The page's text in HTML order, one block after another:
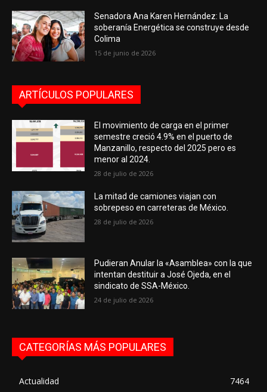
Senadora Ana Karen Hernández: La
soberanía Energética se construye desde
Colima
15 de junio de 2026
ARTÍCULOS POPULARES
El movimiento de carga en el primer
semestre creció 4.9% en el puerto de
Manzanillo, respecto del 2025 pero es
menor al 2024.
28 de julio de 2026
La mitad de camiones viajan con
sobrepeso en carreteras de México.
28 de julio de 2026
Pudieran Anular la «Asamblea» con la que
intentan destituir a José Ojeda, en el
sindicato de SSA-México.
24 de julio de 2026
CATEGORÍAS MÁS POPULARES
Actualidad
7464